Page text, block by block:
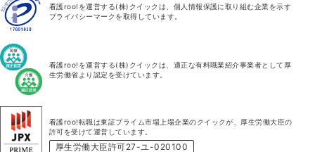
看護roo!を運営する(株)クイックは、個人情報保護に取り組む企業を示す
プライバシーマークを取得しています。
看護roo!を運営する(株)クイックは、適正な有料職業紹介事業者として厚
生労働省より認定を受けています。
看護roo!転職は東証プライム市場上場企業のクイックが、厚生労働大臣の
許可を受けて運営しています。
厚生労働大臣許可27-ユ-020100